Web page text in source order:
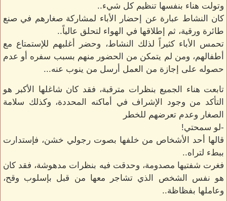
وتولت هناء بنفسها تنظيم كل شيء..
كان النشاط عبارة عن إحضار الأباء لمشاركة صغارهم في صنع
طائرة ورقية، ثم إطلاقها في الهواء لتحلق عالياً..
تحمس الأباء كثيراً لذلك النشاط، وحضر أغلبهم للإستمتاع مع
أطفالهم، ومن لم يتمكن من الحضور منهم بسبب سفره أو عدم
حصوله على إجازة من العمل أرسل من ينوب عنه...
تابعت هناء الجميع بنظرات مترقبة، فقد كان شاغلها الأكبر هو
التأكد من وجود الإشراف في أماكنه المحددة، وكذلك سلامة
الصغار وعدم تعرضهم للخطر
-لو سمحتي!
قالها أحد الأشخاص من خلفها بصوت رجولي خشن، فإستدارت
ببطء لتراه..
فغرت شفتيها مصدومة، وحدقت فيه بنظرات مدهوشة، فقد كان
هو نفس الشخص الذي تشاجر معها من قبل بإسلوب وقح،
وعاملها بفظاظة..